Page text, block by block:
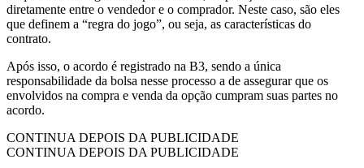
diretamente entre o vendedor e o comprador. Neste caso, são eles
que definem a “regra do jogo”, ou seja, as características do
contrato.
Após isso, o acordo é registrado na B3, sendo a única
responsabilidade da bolsa nesse processo a de assegurar que os
envolvidos na compra e venda da opção cumpram suas partes no
acordo.
CONTINUA DEPOIS DA PUBLICIDADE
CONTINUA DEPOIS DA PUBLICIDADE